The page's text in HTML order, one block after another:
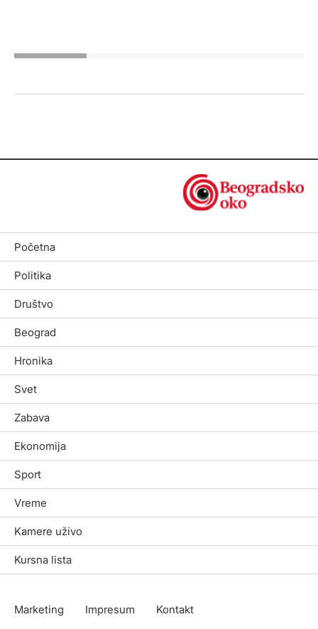
Početna
Politika
Društvo
Beograd
Hronika
Svet
Zabava
Ekonomija
Sport
Vreme
Kamere uživo
Kursna lista
Marketing Impresum
Kontakt